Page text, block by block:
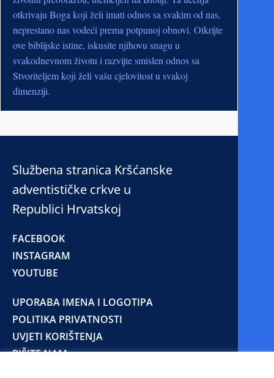
otkrivaju Boga koji želi imati odnos sa svakim od nas,
neprestano nas vodeći prema potpunoj obnovi. Otkrijte
ove biblijske istine, iskusite njihovu snagu u
svakodnevnom životu i razvijte smislen odnos sa
Stvoriteljem koji želi vašu cjelovitost u svakoj
dimenziji.
Službena stranica Kršćanske
adventističke crkve u
Republici Hrvatskoj
FACEBOOK
INSTAGRAM
YOUTUBE
UPORABA IMENA I LOGOTIPA
POLITIKA PRIVATNOSTI
UVJETI KORIŠTENJA
PIŠITE NAM